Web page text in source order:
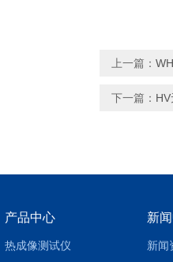
上一篇：
下一篇：
产品中心
热成像测试仪
新
新闻